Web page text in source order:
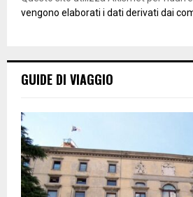
vengono elaborati i dati derivati dai
GUIDE DI VIAGGIO